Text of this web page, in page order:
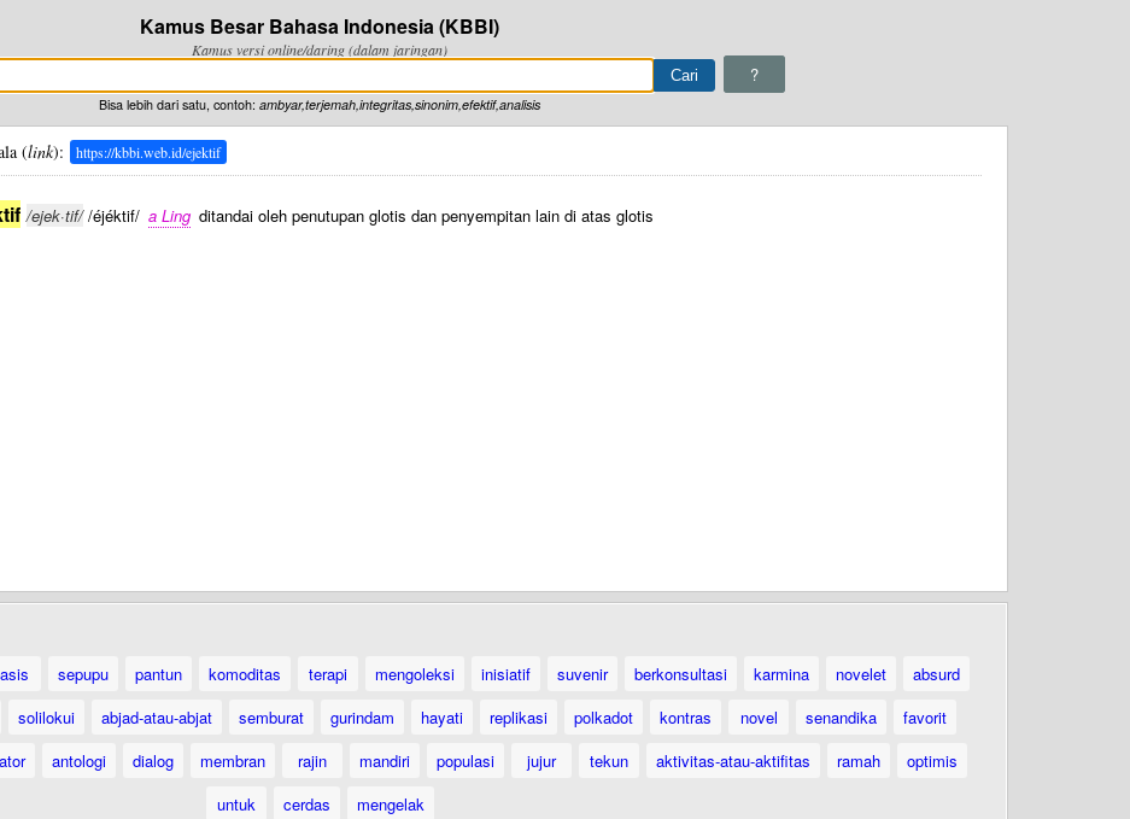
Kamus Besar Bahasa Indonesia (KBBI)
Kamus versi online/daring (dalam jaringan)
?
Bisa lebih dari satu, contoh: ambyar,terjemah,integritas,sinonim,efektif,analisis
(link): https://kbbi.web.id/ejektif
/ejek·tif//éjéktif/ a Ling ditandai oleh penutupan glotis dan penyempitan lain di atas glotis
sepupu pantun komoditas terapi mengoleksi inisiatif suvenir berkonsultasi karmina novelet
absurd
solilokui abjad-atau-abjat semburat gurindam hayati replikasi polkadot kontras novel senandika
favorit
antologi dialog membran rajin mandiri populasi jujur tekun aktivitas-atau-aktifitas ramah
optimis
untuk
cerdas mengelak